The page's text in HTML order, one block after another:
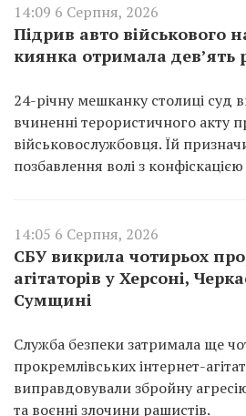
14:09 6 Серпня, 2026
Підрив авто військового
киянка отримала дев’ять
24-річну мешканку столиці суд
вчиненні терористичного акту
військовослужбовця. Їй
позбавлення волі з
14:05 6 Серпня, 2026
СБУ викрила чотирьох
агітаторів у Херсоні,
Сумщині
Служба безпеки затримала ще
прокремлівських інтернет-
виправдовували збройну
та воєнні злочини рашистів.